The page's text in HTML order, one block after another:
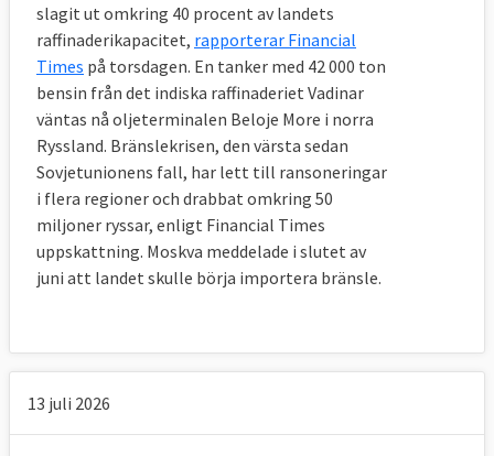
slagit ut omkring 40 procent av landets
raffinaderikapacitet, rapporterar Financial
Times på torsdagen. En tanker med 42 000 ton
bensin från det indiska raffinaderiet Vadinar
väntas nå oljeterminalen Beloje More i norra
Ryssland. Bränslekrisen, den värsta sedan
Sovjetunionens fall, har lett till ransoneringar
i flera regioner och drabbat omkring 50
miljoner ryssar, enligt Financial Times
uppskattning. Moskva meddelade i slutet av
juni att landet skulle börja importera bränsle.
13 juli 2026